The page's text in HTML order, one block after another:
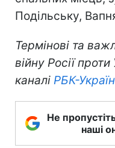
Подільську,
Термінові та
війну Росії
каналі РБК-
Не
наші